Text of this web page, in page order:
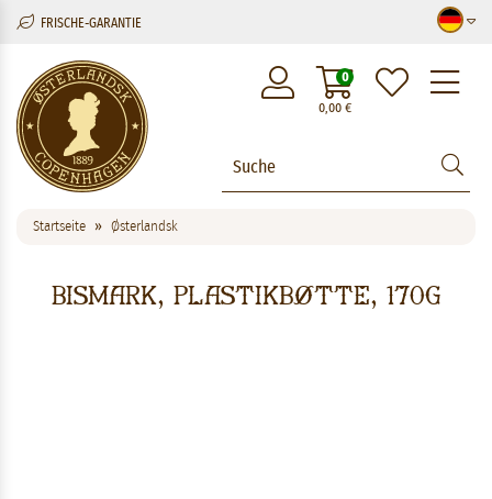
FRISCHE-GARANTIE
0,00€
0
Startseite Østerlandsk
Bismark, Plastikbøtte, 170g